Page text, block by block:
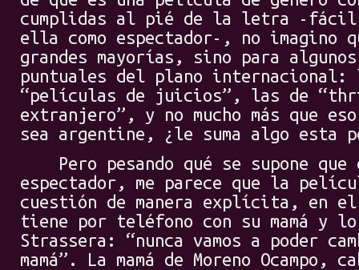
cumplidas al pié de la letra -fácil
ella como espectador-, no imagino
grandes mayorías, sino para algunos
puntuales del plano internacional:
“películas de juicios”, las de
extranjero”, y no mucho más que
sea argentine, ¿le suma algo esta
Pero pesando qué se supone
espectador, me parece que la
cuestión de manera explícita, en el
tiene por teléfono con su mamá y
Strassera: “nunca vamos a poder
mamá”. La mamá de Moreno